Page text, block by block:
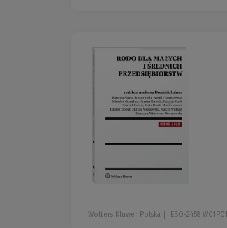
Wolters Kluwer Polska EBO-2458 W01P01